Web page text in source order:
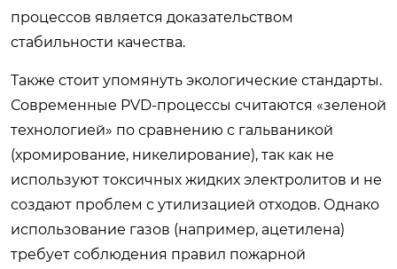
процессов является доказательством
стабильности качества.
Также стоит упомянуть экологические стандарты.
Современные PVD-процессы считаются «зеленой
технологией» по сравнению с гальваникой
(хромирование, никелирование), так как не
используют токсичных жидких электролитов и не
создают проблем с утилизацией отходов. Однако
использование газов (например, ацетилена)
требует соблюдения правил пожарной